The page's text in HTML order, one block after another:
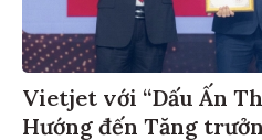
Vietjet với “Dấu Ấn
Hướng đến Tăng